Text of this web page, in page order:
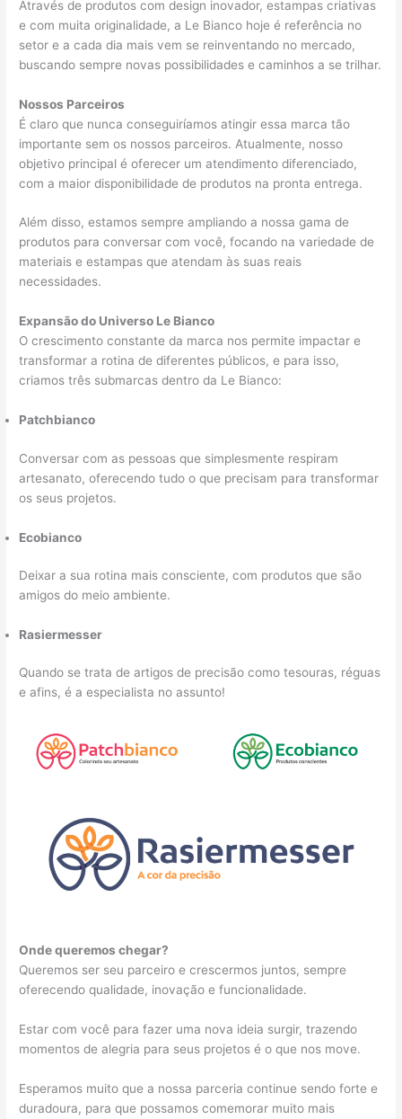
Através de produtos com design inovador, estampas criativas
e com muita originalidade, a Le Bianco hoje é referência no
setor e a cada dia mais vem se reinventando no mercado,
buscando sempre novas possibilidades e caminhos a se trilhar.
Nossos Parceiros
É claro que nunca conseguiríamos atingir essa marca tão
importante sem os nossos parceiros. Atualmente, nosso
objetivo principal é oferecer um atendimento diferenciado,
com a maior disponibilidade de produtos na pronta entrega.
Além disso, estamos sempre ampliando a nossa gama de
produtos para conversar com você, focando na variedade de
materiais e estampas que atendam às suas reais
necessidades.
Expansão do Universo Le Bianco
O crescimento constante da marca nos permite impactar e
transformar a rotina de diferentes públicos, e para isso,
criamos três submarcas dentro da Le Bianco:
Patchbianco
Conversar com as pessoas que simplesmente respiram
artesanato, oferecendo tudo o que precisam para transformar
os seus projetos.
Ecobianco
Deixar a sua rotina mais consciente, com produtos que são
amigos do meio ambiente.
Rasiermesser
Quando se trata de artigos de precisão como tesouras, réguas
e afins, é a especialista no assunto!
Onde queremos chegar?
Queremos ser seu parceiro e crescermos juntos, sempre
oferecendo qualidade, inovação e funcionalidade.
Estar com você para fazer uma nova ideia surgir, trazendo
momentos de alegria para seus projetos é o que nos move.
Esperamos muito que a nossa parceria continue sendo forte e
duradoura, para que possamos comemorar muito mais